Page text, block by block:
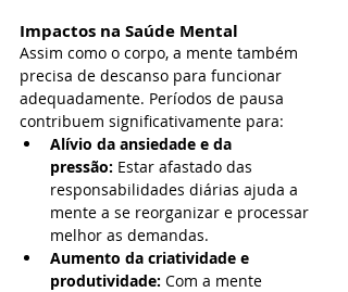
Impactos na Saúde Mental
Assim como o corpo, a mente também
precisa de descanso para funcionar
adequadamente. Períodos de pausa
contribuem significativamente para:
Alívio da ansiedade e da
pressão: Estar afastado das
responsabilidades diárias ajuda a
mente a se reorganizar e processar
melhor as demandas.
Aumento da criatividade e
produtividade: Com a mente